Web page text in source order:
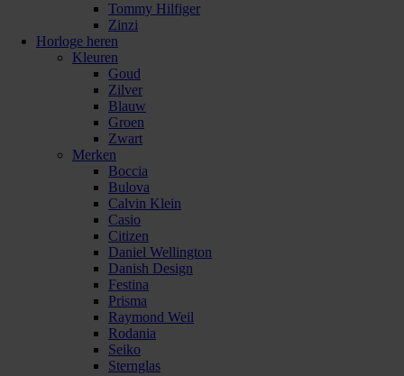
Tommy Hilfiger
Zinzi
Horloge heren
Kleuren
Goud
Zilver
Blauw
Groen
Zwart
Merken
Boccia
Bulova
Calvin Klein
Casio
Citizen
Daniel Wellington
Danish Design
Festina
Prisma
Raymond Weil
Rodania
Seiko
Sternglas